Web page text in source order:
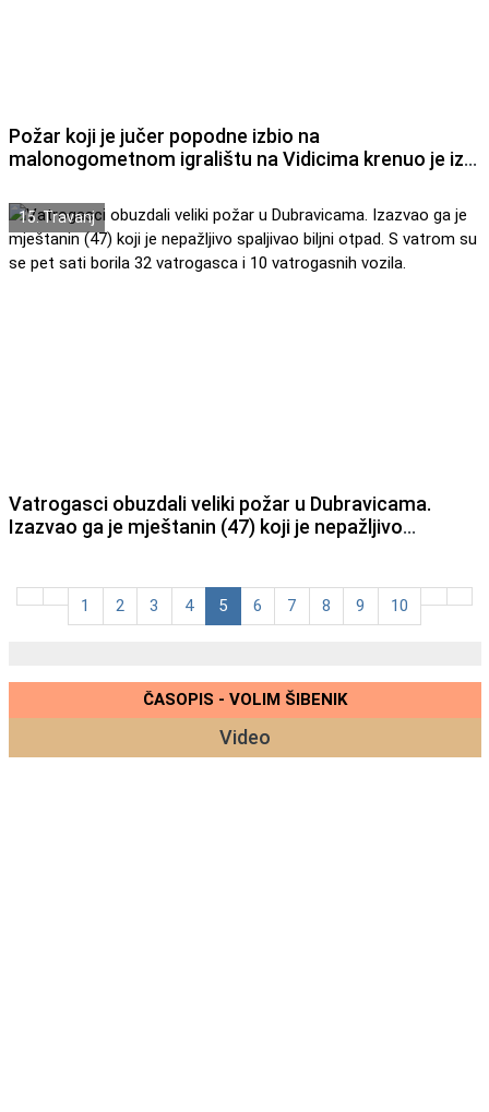
Požar koji je jučer popodne izbio na
malonogometnom igralištu na Vidicima krenuo je iz
15. Travanj
Vatrogasci obuzdali veliki požar u Dubravicama.
Izazvao ga je mještanin (47) koji je nepažljivo
1 2 3 4 5 6 7 8 9 10
ČASOPIS - VOLIM ŠIBENIK
Video